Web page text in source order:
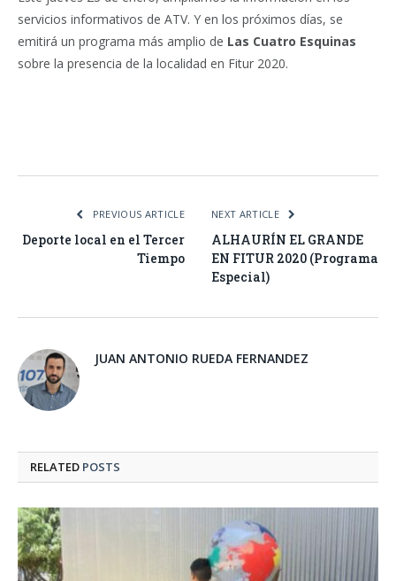
servicios informativos de ATV. Y en los próximos días, se
emitirá un programa más amplio de Las Cuatro Esquinas
sobre la presencia de la localidad en Fitur 2020.
PREVIOUS ARTICLE
Deporte local en el Tercer
Tiempo
NEXT ARTICLE
ALHAURÍN EL GRANDE
EN FITUR 2020 (Programa
Especial)
JUAN ANTONIO RUEDA FERNANDEZ
RELATED POSTS